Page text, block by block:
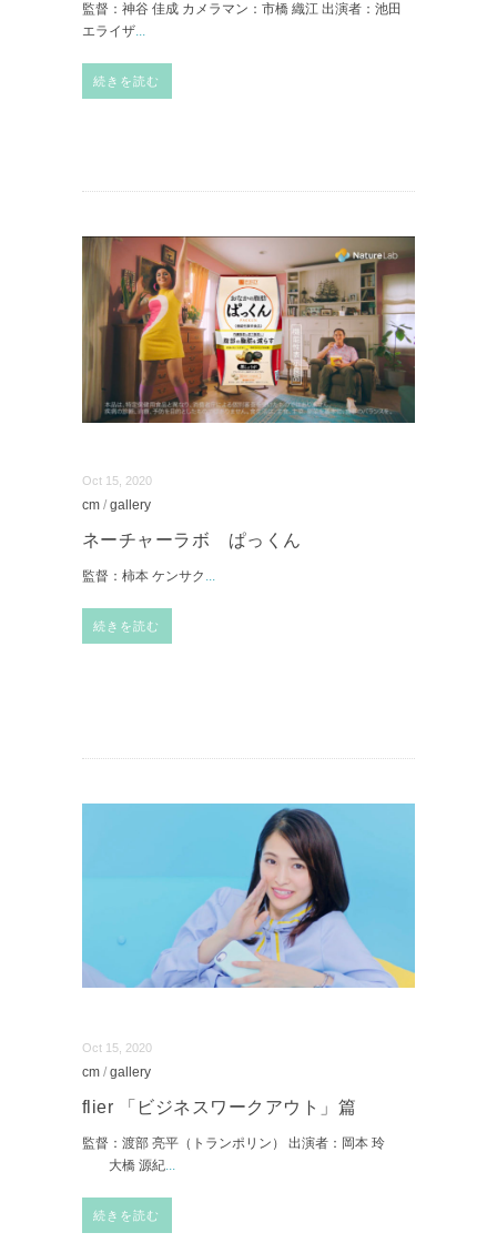
監督：神谷 佳成 カメラマン：市橋 織江 出演者：池田
エライザ...
続きを読む
Oct 15, 2020
cm / gallery
ネーチャーラボ ぱっくん
監督：柿本 ケンサク ...
続きを読む
Oct 15, 2020
cm / gallery
flier 「ビジネスワークアウト」篇
監督：渡部 亮平（トランポリン） 出演者：岡本 玲
大橋 源紀...
続きを読む